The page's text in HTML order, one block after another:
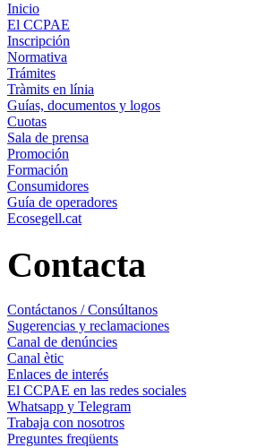
Inicio
El CCPAE
Inscripción
Normativa
Trámites
Tràmits en línia
Guías, documentos y logos
Cuotas
Sala de prensa
Promoción
Formación
Consumidores
Guía de operadores
Ecosegell.cat
Contacta
Contáctanos / Consúltanos
Sugerencias y reclamaciones
Canal de denúncies
Canal ètic
Enlaces de interés
El CCPAE en las redes sociales
Whatsapp y Telegram
Trabaja con nosotros
Preguntes freqüents